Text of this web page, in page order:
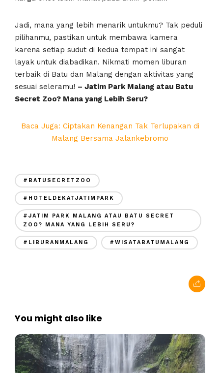
Jadi, mana yang lebih menarik untukmu? Tak peduli
pilihanmu, pastikan untuk membawa kamera
karena setiap sudut di kedua tempat ini sangat
layak untuk diabadikan. Nikmati momen liburan
terbaik di Batu dan Malang dengan aktivitas yang
sesuai seleramu! – Jatim Park Malang atau Batu
Secret Zoo? Mana yang Lebih Seru?
Baca Juga: Ciptakan Kenangan Tak Terlupakan di
Malang Bersama Jalankebromo
#BATUSECRETZOO
#HOTELDEKATJATIMPARK
#JATIM PARK MALANG ATAU BATU SECRET
ZOO? MANA YANG LEBIH SERU?
#LIBURANMALANG #WISATABATUMALANG
You might also like